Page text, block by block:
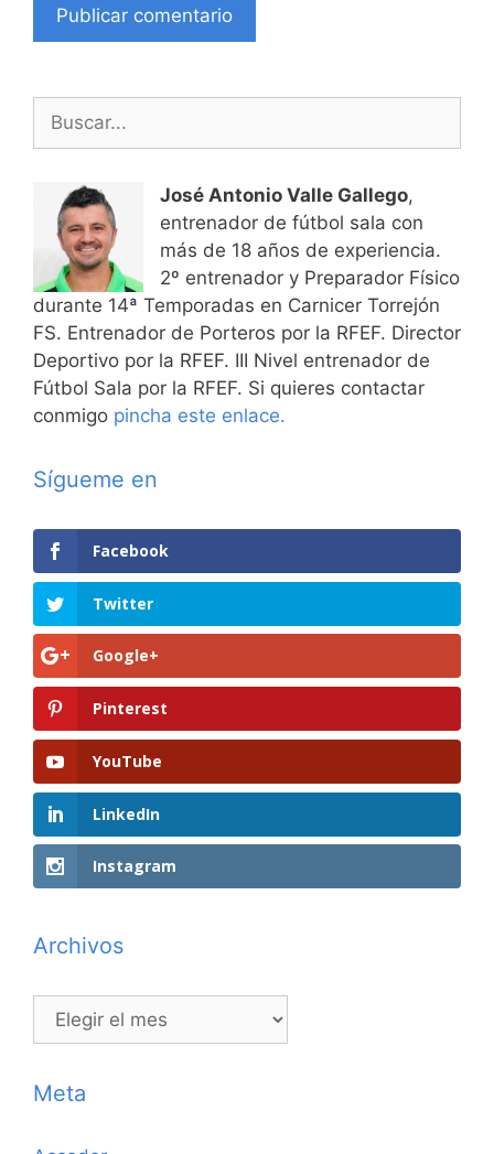
José Antonio Valle Gallego,
entrenador de fútbol sala con
más de 18 años de experiencia.
2º entrenador y Preparador Físico
durante 14ª Temporadas en Carnicer Torrejón
FS. Entrenador de Porteros por la RFEF. Director
Deportivo por la RFEF. III Nivel entrenador de
Fútbol Sala por la RFEF. Si quieres contactar
conmigo pincha este enlace.
Sígueme en
Facebook
Twitter
Google+
Pinterest
YouTube
LinkedIn
Instagram
Archivos
Archivos
Meta